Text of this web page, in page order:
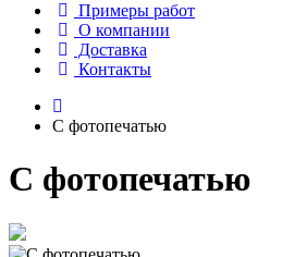
Примеры работ
О компании
Доставка
Контакты
С фотопечатью
С фотопечатью